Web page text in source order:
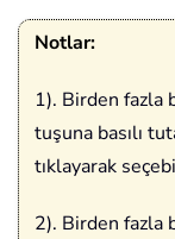
Notlar:
1). Birden fazla
tuşuna basılı
tıklayarak
2). Birden fazla